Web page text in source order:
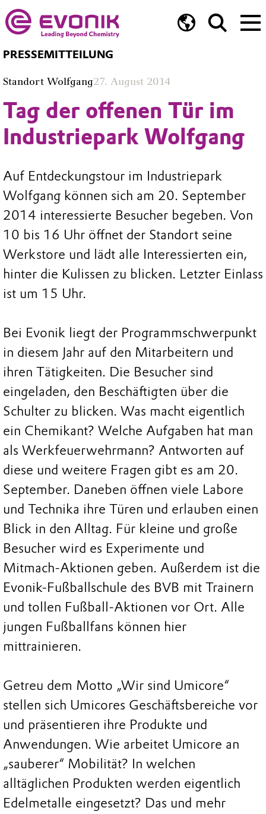
PRESSEMITTEILUNG
Standort Wolfgang27. August 2014
Tag der offenen Tür im
Industriepark Wolfgang
Auf Entdeckungstour im Industriepark
Wolfgang können sich am 20. September
2014 interessierte Besucher begeben. Von
10 bis 16 Uhr öffnet der Standort seine
Werkstore und lädt alle Interessierten ein,
hinter die Kulissen zu blicken. Letzter Einlass
ist um 15 Uhr.
Bei Evonik liegt der Programmschwerpunkt
in diesem Jahr auf den Mitarbeitern und
ihren Tätigkeiten. Die Besucher sind
eingeladen, den Beschäftigten über die
Schulter zu blicken. Was macht eigentlich
ein Chemikant? Welche Aufgaben hat man
als Werkfeuerwehrmann? Antworten auf
diese und weitere Fragen gibt es am 20.
September. Daneben öffnen viele Labore
und Technika ihre Türen und erlauben einen
Blick in den Alltag. Für kleine und große
Besucher wird es Experimente und
Mitmach-Aktionen geben. Außerdem ist die
Evonik-Fußballschule des BVB mit Trainern
und tollen Fußball-Aktionen vor Ort. Alle
jungen Fußballfans können hier
mittrainieren.
Getreu dem Motto „Wir sind Umicore“
stellen sich Umicores Geschäftsbereiche vor
und präsentieren ihre Produkte und
Anwendungen. Wie arbeitet Umicore an
„sauberer“ Mobilität? In welchen
alltäglichen Produkten werden eigentlich
Edelmetalle eingesetzt? Das und mehr